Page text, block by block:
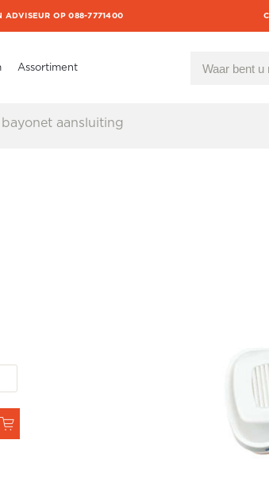
ADVISEUR OP 088-7771400
Assortiment
aansluiting